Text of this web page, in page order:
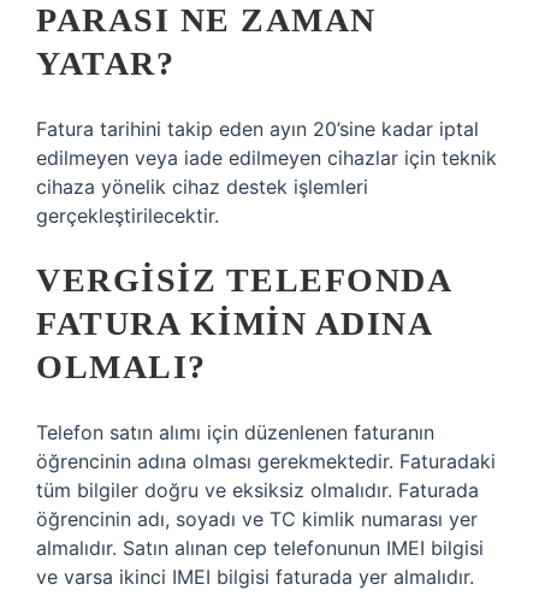
PARASI NE ZAMAN
YATAR?
Fatura tarihini takip eden ayın 20’sine kadar iptal
edilmeyen veya iade edilmeyen cihazlar için teknik
cihaza yönelik cihaz destek işlemleri
gerçekleştirilecektir.
VERGISIZ TELEFONDA
FATURA KIMIN ADINA
OLMALI?
Telefon satın alımı için düzenlenen faturanın
öğrencinin adına olması gerekmektedir. Faturadaki
tüm bilgiler doğru ve eksiksiz olmalıdır. Faturada
öğrencinin adı, soyadı ve TC kimlik numarası yer
almalıdır. Satın alınan cep telefonunun IMEI bilgisi
ve varsa ikinci IMEI bilgisi faturada yer almalıdır.